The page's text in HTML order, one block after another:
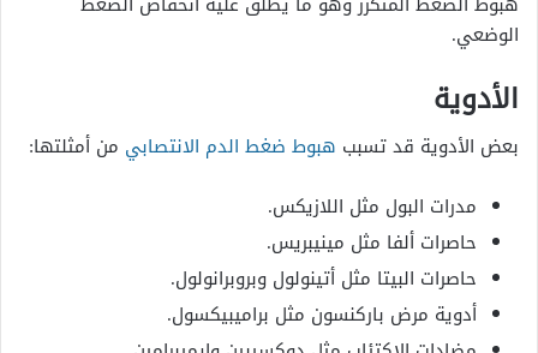
الوضعي.
الأدوية
بعض الأدوية قد تسبب هبوط ضغط الدم الانتصابي من أمثلتها:
مدرات البول مثل اللازيكس.
حاصرات ألفا مثل مينيبريس.
حاصرات البيتا مثل أتينولول وبروبرانولول.
أدوية مرض باركنسون مثل براميبيكسول.